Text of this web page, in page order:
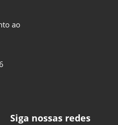
ao
Siga nossas redes